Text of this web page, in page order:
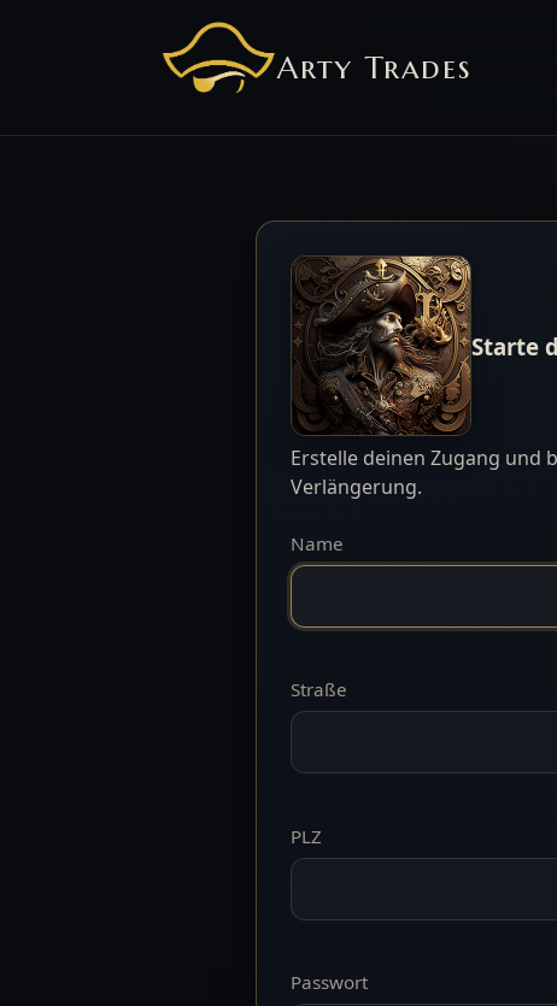
Arty Trades
Starte
Erstelle deinen Zugang und
Verlängerung.
Name
Straße
PLZ
Passwort